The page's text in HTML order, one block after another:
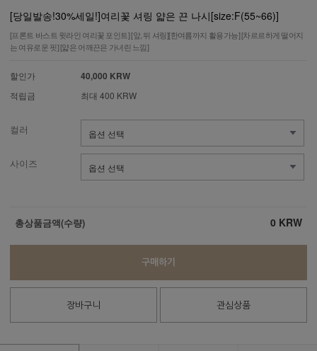
[당일발송!30%세일!]여리꽃 셔링 얇은 끈 나시[size:F(55~66)]
[프론트 바스트 윗라인 여리꽃 포인트] [앞, 뒤 셔링][한여름까지 활용가능] [차르르하게 떨어지
는 여유로운 핏] [얇은 어깨끈은 가녀린 느낌]
할인가 40,000 KRW
적립금 최대 400 KRW
컬러
사이즈
총상품금액(수량) 0 KRW
구매하기
장바구니 관심상품